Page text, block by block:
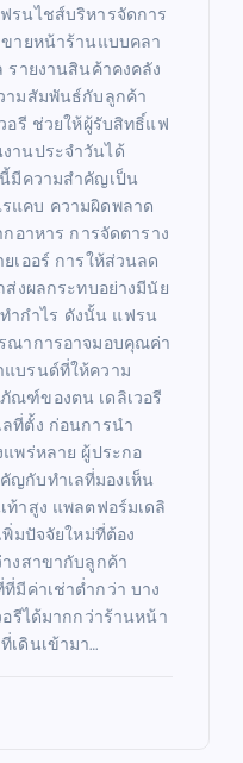
รนไชส์บริหารจัดการ
ายหน้าร้านแบบคลา
รายงานสินค้าคงคลัง
ามสัมพันธ์กับลูกค้า
อรี ช่วยให้ผู้รับสิทธิ์แฟ
านประจำวันได้
มีความสำคัญเป็น
แคบ ความผิดพลาด
อาหาร การจัดตาราง
เออร์ การให้ส่วนลด
ส่งผลกระทบอย่างมีนัย
ำกำไร ดังนั้น แฟรน
ณาการอาจมอบคุณค่า
แบรนด์ที่ให้ความ
ณฑ์ของตน เดลิเวอรี
ลที่ตั้ง ก่อนการนำ
พร่หลาย ผู้ประกอ
ญกับทำเลที่มองเห็น
ท้าสูง แพลตฟอร์มเดลิ
พิ่มปัจจัยใหม่ที่ต้อง
งสาขากับลูกค้า
มีค่าเช่าต่ำกว่า บาง
อรีได้มากกว่าร้านหน้า
เดินเข้ามา…